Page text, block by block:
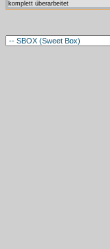
komplett überarbeitet